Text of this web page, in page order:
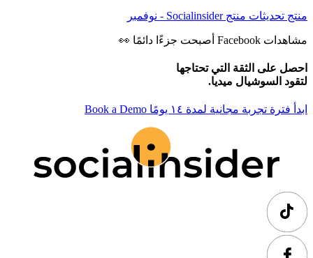
منتج تحديثات منتج Socialinsider - نوفمبر
مشاهدات Facebook أصبحت جزءًا دائمًا 👀
احصل على الثقة التي تحتاجها
لتقود السوشيال ميديا.
ابدأ فترة تجربة مجانية لمدة ١٤ يومًا Book a Demo